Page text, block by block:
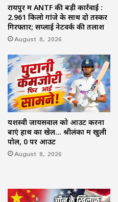
रायपुर में ANTF की बड़ी कार्रवाई :
2.961 किलो गांजे के साथ दो तस्कर
गिरफ्तार; सप्लाई नेटवर्क की तलाश
August 8, 2026
यशस्वी जायसवाल को आउट करना
बाएं हाथ का खेल… श्रीलंका में खुली
पोल, 0 पर आउट
August 8, 2026